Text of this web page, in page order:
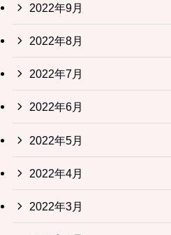
2022年9月
2022年8月
2022年7月
2022年6月
2022年5月
2022年4月
2022年3月